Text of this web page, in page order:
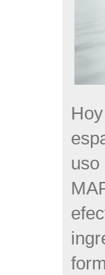
uso